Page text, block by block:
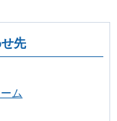
先
ム